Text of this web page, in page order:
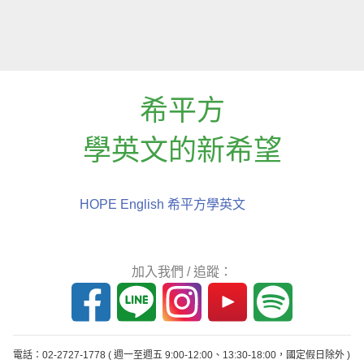
希平方
學英文的新希望
HOPE English 希平方學英文
加入我們 / 追蹤：
電話：02-2727-1778 ( 週一至週五 9:00-12:00、13:30-18:00，國定假日除外 )